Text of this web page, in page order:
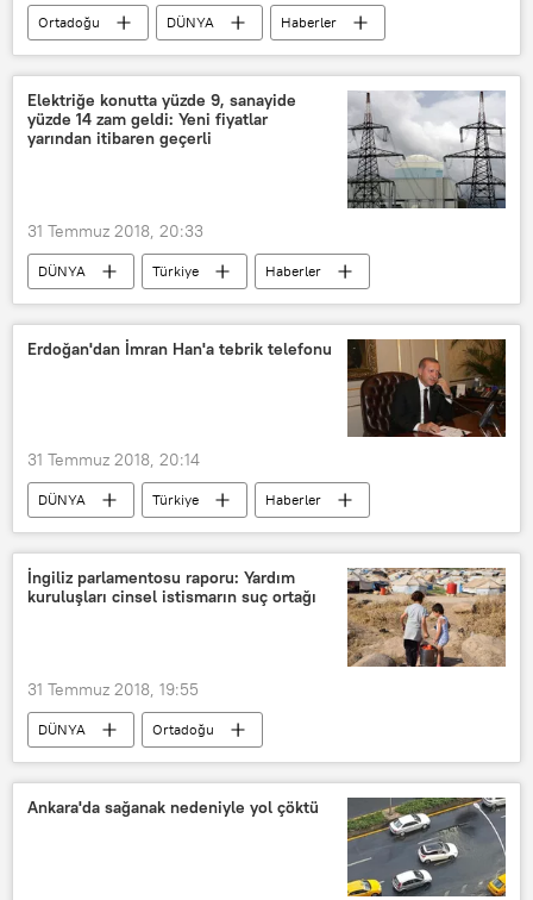
Ortadoğu DÜNYA
Haberler
Suriye
İdlib
TÜRKİYE
El Nusra Cephesi
Elektriğe konutta yüzde 9, sanayide
yüzde 14 zam geldi: Yeni fiyatlar
yarından itibaren geçerli
31 Temmuz 2018, 20:33
DÜNYA Türkiye
Haberler
EKONOMİ
TÜRKİYE
Elektrik
Zam
Erdoğan'dan İmran Han'a tebrik telefonu
31 Temmuz 2018, 20:14
DÜNYA Türkiye
Haberler
TÜRKİYE
Pakistan
Recep Tayyip Erdoğan
İmran Han
İngiliz parlamentosu raporu: Yardım
kuruluşları cinsel istismarın suç ortağı
31 Temmuz 2018, 19:55
DÜNYA
Ortadoğu
Doğu Akdeniz
YAŞAM
Avrupa
Türkiye
Ankara'da sağanak nedeniyle yol çöktü